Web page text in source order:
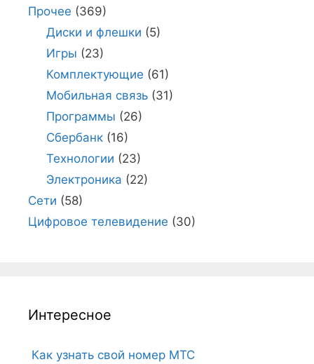
Прочее (369)
Диски и флешки (5)
Игры (23)
Комплектующие (61)
Мобильная связь(31)
Программы (26)
Сбербанк(16)
Технологии (23)
Электроника (22)
Сети (58)
Цифровое телевидение (30)
Интересное
Как узнать свой номер МТС